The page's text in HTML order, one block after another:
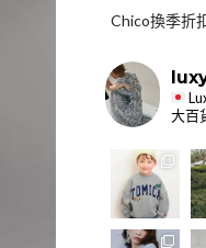
Chico換季折
大百